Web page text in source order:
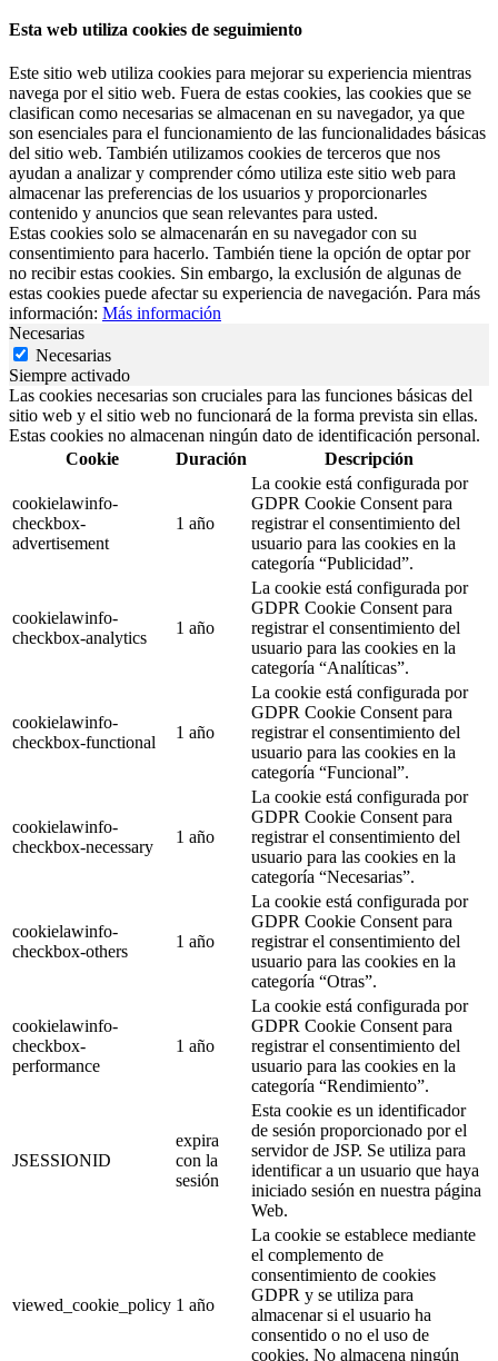
Esta web utiliza cookies de seguimiento
Este sitio web utiliza cookies para mejorar su experiencia mientras
navega por el sitio web. Fuera de estas cookies, las cookies que se
clasifican como necesarias se almacenan en su navegador, ya que
son esenciales para el funcionamiento de las funcionalidades básicas
del sitio web. También utilizamos cookies de terceros que nos
ayudan a analizar y comprender cómo utiliza este sitio web para
almacenar las preferencias de los usuarios y proporcionarles
contenido y anuncios que sean relevantes para usted.
Estas cookies solo se almacenarán en su navegador con su
consentimiento para hacerlo. También tiene la opción de optar por
no recibir estas cookies. Sin embargo, la exclusión de algunas de
estas cookies puede afectar su experiencia de navegación. Para más
información: Más información
Necesarias
Necesarias
Siempre activado
Las cookies necesarias son cruciales para las funciones básicas del
sitio web y el sitio web no funcionará de la forma prevista sin ellas.
Estas cookies no almacenan ningún dato de identificación personal.
Cookie
Duración Descripción
cookielawinfo-
checkbox-
advertisement
1 año
La cookie está configurada por
GDPR Cookie Consent para
registrar el consentimiento del
usuario para las cookies en la
categoría “Publicidad”.
cookielawinfo-
checkbox-analytics
1 año
La cookie está configurada por
GDPR Cookie Consent para
registrar el consentimiento del
usuario para las cookies en la
categoría “Analíticas”.
cookielawinfo-
checkbox-functional
1 año
La cookie está configurada por
GDPR Cookie Consent para
registrar el consentimiento del
usuario para las cookies en la
categoría “Funcional”.
cookielawinfo-
checkbox-necessary
1 año
La cookie está configurada por
GDPR Cookie Consent para
registrar el consentimiento del
usuario para las cookies en la
categoría “Necesarias”.
cookielawinfo-
checkbox-others
1 año
La cookie está configurada por
GDPR Cookie Consent para
registrar el consentimiento del
usuario para las cookies en la
categoría “Otras”.
cookielawinfo-
checkbox-
performance
1 año
La cookie está configurada por
GDPR Cookie Consent para
registrar el consentimiento del
usuario para las cookies en la
categoría “Rendimiento”.
JSESSIONID
expira
con la
sesión
Esta cookie es un identificador
de sesión proporcionado por el
servidor de JSP. Se utiliza para
identificar a un usuario que haya
iniciado sesión en nuestra página
Web.
viewed_cookie_policy 1 año
La cookie se establece mediante
el complemento de
consentimiento de cookies
GDPR y se utiliza para
almacenar si el usuario ha
consentido o no el uso de
cookies. No almacena ningún